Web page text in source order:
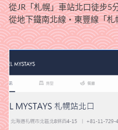
從JR「札幌」車站北口徒步5
從地下鐵南北線・東豐線「